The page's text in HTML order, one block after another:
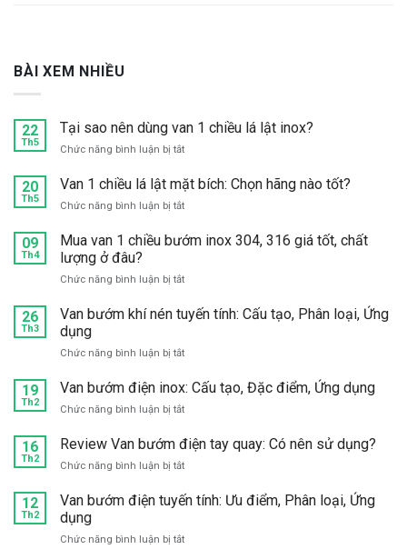
BÀI XEM NHIỀU
22
Th5
Tại sao nên dùng van 1 chiều lá lật inox?
Chức năng bình luận bị tắtở
sao
nên
dùng
1
20
Th5
Van 1 chiều lá lật mặt bích: Chọn hãng nào tốt?
Chức năng bình luận bị tắtở
1
lật
bích:
nào
09
Th4
Mua van 1 chiều bướm inox 304, 316 giá tốt, chất
lượng ở đâu?
Chức năng bình luận bị tắtở
van
1
bướm
304,
chất
lượng
đâu?
26
Th3
Van bướm khí nén tuyến tính: Cấu tạo, Phân loại, Ứng
dụng
Chức năng bình luận bị tắtở
bướm
nén
tính:
Phân
loại,
dụng
19
Th2
Van bướm điện inox: Cấu tạo, Đặc điểm, Ứng dụng
Chức năng bình luận bị tắtở
bướm
điện
inox:
tạo,
16
Th2
Review Van bướm điện tay quay: Có nên sử dụng?
Chức năng bình luận bị tắtở
Van
tay
12
Th2
Van bướm điện tuyến tính: Ưu điểm, Phân loại, Ứng
dụng
Chức năng bình luận bị tắtở